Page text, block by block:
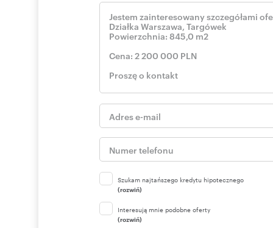
Szukam najtańszego kredytu hipotecznego
(rozwiń)
Interesują mnie podobne oferty
(rozwiń)